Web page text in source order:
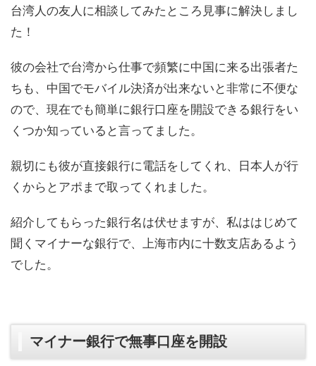
台湾人の友人に相談してみたところ見事に解決しまし
た！
彼の会社で台湾から仕事で頻繁に中国に来る出張者た
ちも、中国でモバイル決済が出来ないと非常に不便な
ので、現在でも簡単に銀行口座を開設できる銀行をい
くつか知っていると言ってました。
親切にも彼が直接銀行に電話をしてくれ、日本人が行
くからとアポまで取ってくれました。
紹介してもらった銀行名は伏せますが、私ははじめて
聞くマイナーな銀行で、上海市内に十数支店あるよう
でした。
マイナー銀行で無事口座を開設